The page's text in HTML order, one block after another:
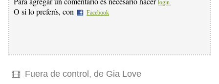
login.
O si lo preferís, con Facebook
Fuera de control, de Gia Love